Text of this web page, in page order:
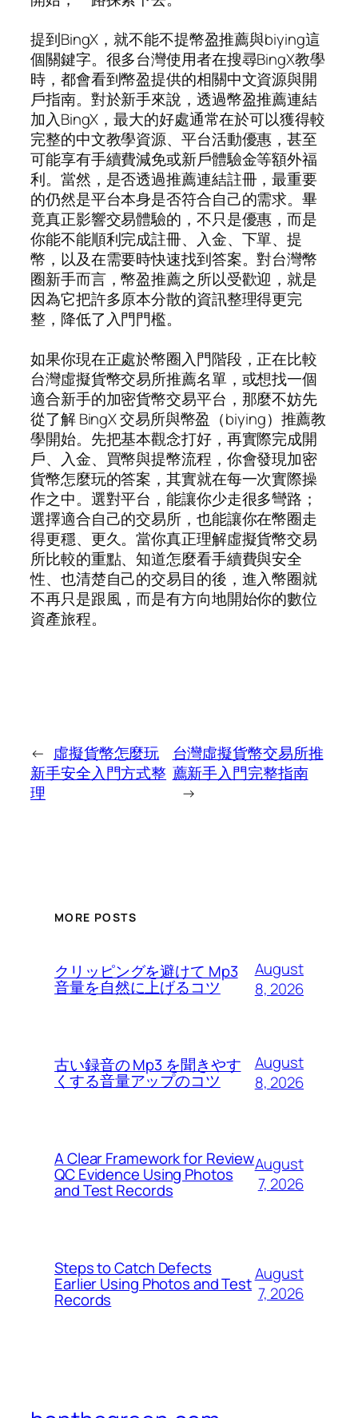
提到BingX，就不能不提幣盈推薦與biying這
個關鍵字。很多台灣使用者在搜尋BingX教學
時，都會看到幣盈提供的相關中文資源與開
戶指南。對於新手來說，透過幣盈推薦連結
加入BingX，最大的好處通常在於可以獲得較
完整的中文教學資源、平台活動優惠，甚至
可能享有手續費減免或新戶體驗金等額外福
利。當然，是否透過推薦連結註冊，最重要
的仍然是平台本身是否符合自己的需求。畢
竟真正影響交易體驗的，不只是優惠，而是
你能不能順利完成註冊、入金、下單、提
幣，以及在需要時快速找到答案。對台灣幣
圈新手而言，幣盈推薦之所以受歡迎，就是
因為它把許多原本分散的資訊整理得更完
整，降低了入門門檻。
如果你現在正處於幣圈入門階段，正在比較
台灣虛擬貨幣交易所推薦名單，或想找一個
適合新手的加密貨幣交易平台，那麼不妨先
從了解 BingX 交易所與幣盈（biying）推薦教
學開始。先把基本觀念打好，再實際完成開
戶、入金、買幣與提幣流程，你會發現加密
貨幣怎麼玩的答案，其實就在每一次實際操
作之中。選對平台，能讓你少走很多彎路；
選擇適合自己的交易所，也能讓你在幣圈走
得更穩、更久。當你真正理解虛擬貨幣交易
所比較的重點、知道怎麼看手續費與安全
性、也清楚自己的交易目的後，進入幣圈就
不再只是跟風，而是有方向地開始你的數位
資產旅程。
← 虛擬貨幣怎麼玩
新手安全入門方式整
理
台灣虛擬貨幣交易所推
薦新手入門完整指南
→
MORE POSTS
クリッピングを避けて Mp3
音量を自然に上げるコツ
August
8, 2026
古い録音の Mp3 を聞きやす
くする音量アップのコツ
August
8, 2026
A Clear Framework for Review
QC Evidence Using Photos
and Test Records
August
7, 2026
Steps to Catch Defects
Earlier Using Photos and Test
Records
August
7, 2026